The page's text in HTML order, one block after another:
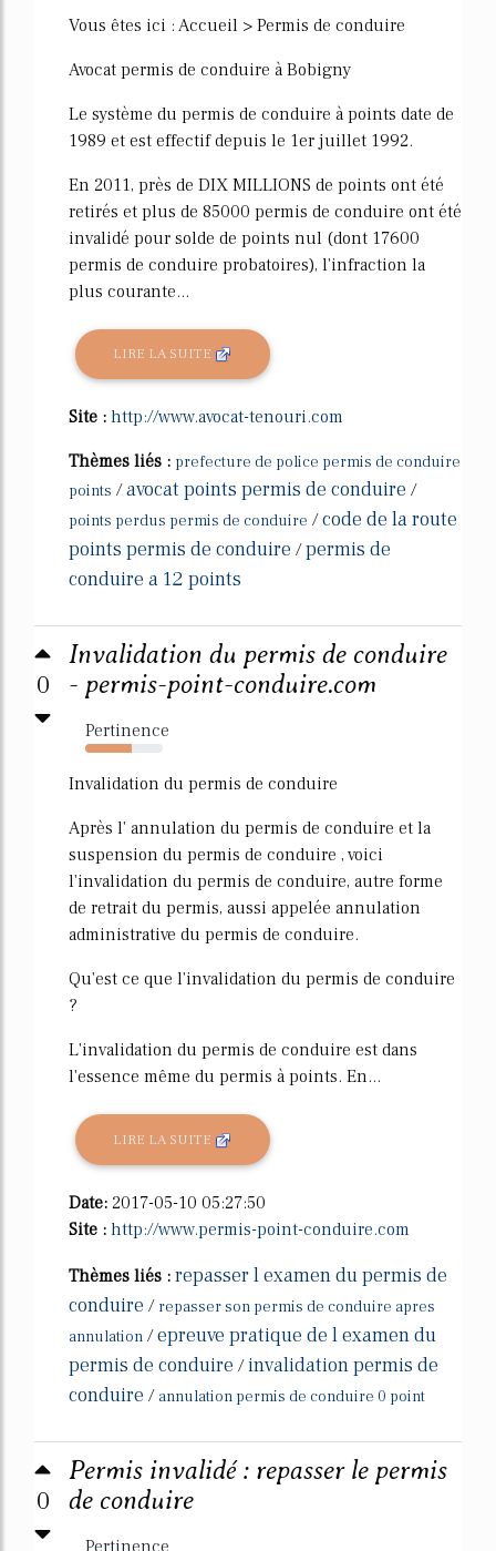
Vous êtes ici : Accueil > Permis de conduire
Avocat permis de conduire à Bobigny
Le système du permis de conduire à points date de
1989 et est effectif depuis le 1er juillet 1992.
En 2011, près de DIX MILLIONS de points ont été
retirés et plus de 85000 permis de conduire ont été
invalidé pour solde de points nul (dont 17600
permis de conduire probatoires), l'infraction la
plus courante...
LIRE LA SUITE
Site : http://www.avocat-tenouri.com
Thèmes liés : prefecture de police permis de conduire
points /avocat points permis de conduire /
points perdus permis de conduire /code de la route
points permis de conduire /permis de
conduire a 12 points
0
Invalidation du permis de conduire
- permis-point-conduire.com
Pertinence
60%
Invalidation du permis de conduire
Après l' annulation du permis de conduire et la
suspension du permis de conduire , voici
l'invalidation du permis de conduire, autre forme
de retrait du permis, aussi appelée annulation
administrative du permis de conduire.
Qu'est ce que l'invalidation du permis de conduire
?
L'invalidation du permis de conduire est dans
l'essence même du permis à points. En...
LIRE LA SUITE
Date: 2017-05-10 05:27:50
Site : http://www.permis-point-conduire.com
Thèmes liés : repasser l examen du permis de
conduire / repasser son permis de conduire apres
annulation /epreuve pratique de l examen du
permis de conduire /invalidation permis de
conduire / annulation permis de conduire 0 point
0
Permis invalidé : repasser le permis
de conduire